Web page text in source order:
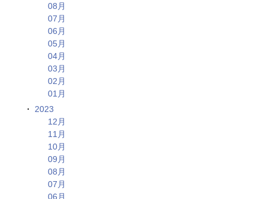
08月
07月
06月
05月
04月
03月
02月
01月
2023
12月
11月
10月
09月
08月
07月
06月